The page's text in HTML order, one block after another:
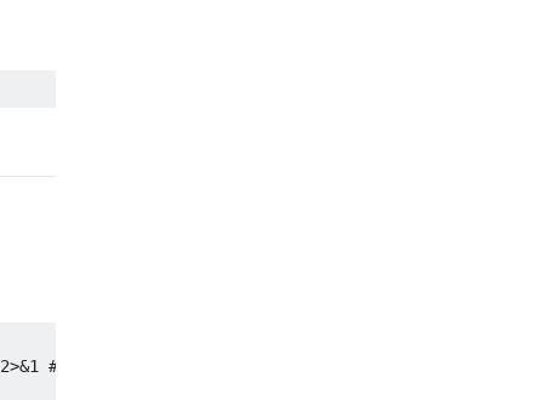
# winearch (regedit)